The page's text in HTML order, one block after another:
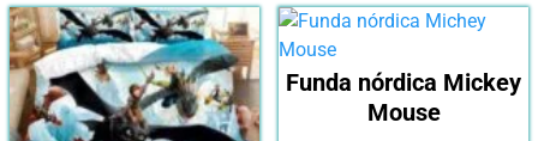
Funda nórdica Mickey
Mouse